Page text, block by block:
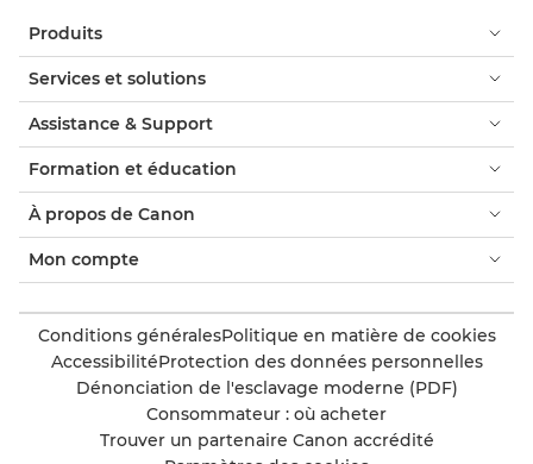
Produits
Services et solutions
Assistance & Support
Formation et éducation
À propos de Canon
Mon compte
Conditions généralesPolitique en matière de cookies
AccessibilitéProtection des données personnelles
Dénonciation de l'esclavage moderne (PDF)
Consommateur : où acheter
Trouver un partenaire Canon accrédité